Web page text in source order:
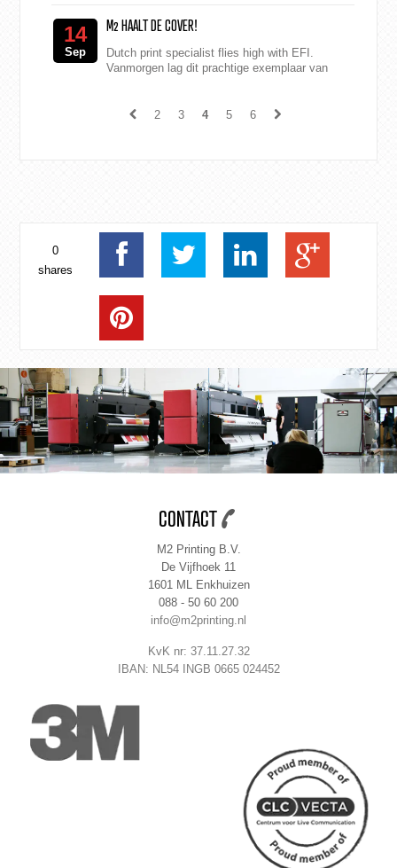
14
Sep
M2 HAALT DE COVER!
Dutch print specialist flies high with EFI.
Vanmorgen lag dit prachtige exemplaar van
2
3 4 5 6
0
shares
CONTACT
M2 Printing B.V.
De Vijfhoek 11
1601 ML Enkhuizen
088 - 50 60 200
info@m2printing.nl
KvK nr: 37.11.27.32
IBAN: NL54 INGB 0665 024452